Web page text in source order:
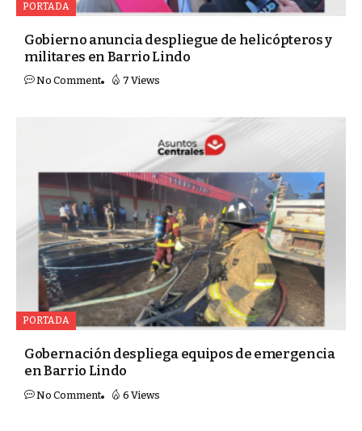
PORTADA
Gobierno anuncia despliegue de helicópteros y
militares en Barrio Lindo
No Comment 7 Views
PORTADA
Gobernación despliega equipos de emergencia
en Barrio Lindo
No Comment 6 Views